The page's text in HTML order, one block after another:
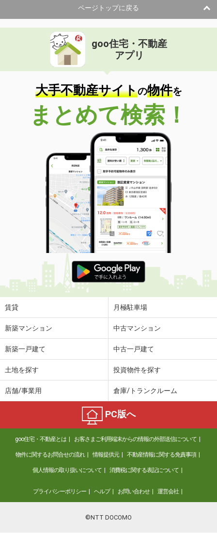
ページトップに戻る
goo住宅・不動産
アプリ
大手不動産サイトの物件を
まとめて検索！
賃貸 月極駐車場
新築マンション 中古マンション
新築一戸建て 中古一戸建て
土地を探す 投資物件を探す
店舗/事業用 倉庫/トランクルーム
PC版へ
goo住宅・不動産とは お客さまご利用端末からの情報の外部送信について
物件に関するお問合せの流れ 情報提供元 不動産情報に関する免責事項
個人情報の取り扱いについて 消費税に関する表記について
プライバシーポリシー ヘルプ お問い合わせ 運営会社
©NTT DOCOMO